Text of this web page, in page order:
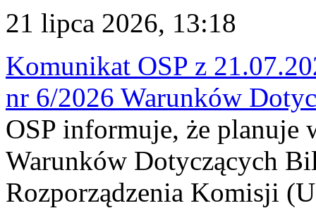
21 lipca 2026, 13:18
Komunikat OSP z
nr 6/2026 Warunków
OSP informuje, że planuje
Warunków Dotyczących
Rozporządzenia Komisji